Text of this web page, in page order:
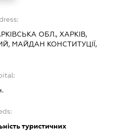
ОБЛ., ХАРКІВ,
МАЙДАН КОНСТИТУЦІЇ,
туристичних